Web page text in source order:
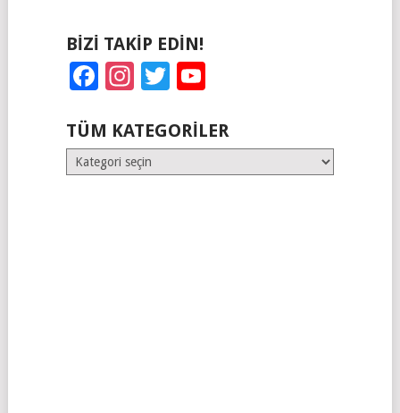
BIZI TAKIP EDIN!
Facebook
Instagram
Twitter
TÜM KATEGORILER
Tüm
Kategoriler